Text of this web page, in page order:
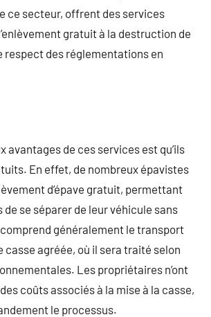
ce secteur, offrent des services
gratuit à la destruction de
respect des réglementations en
avantages de ces services est qu’ils
En effet, de nombreux épavistes
d’épave gratuit, permettant
se séparer de leur véhicule sans
généralement le transport
casse agréée, où il sera traité selon
Les propriétaires n’ont
coûts associés à la mise à la casse,
le processus.